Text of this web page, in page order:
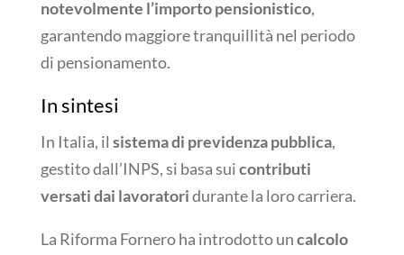
notevolmente l’importo pensionistico,
garantendo maggiore tranquillità nel periodo
di pensionamento.
In sintesi
In Italia, il sistema di previdenza pubblica,
gestito dall’INPS, si basa suicontributi
versati dai lavoratoridurante la loro carriera.
La Riforma Fornero ha introdotto uncalcolo